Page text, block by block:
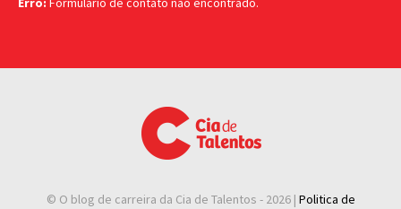
© O blog de carreira da Cia de Talentos - 2026 | Politica de